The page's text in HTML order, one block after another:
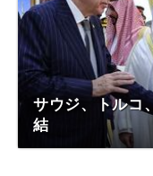
サウジ、トルコ
結